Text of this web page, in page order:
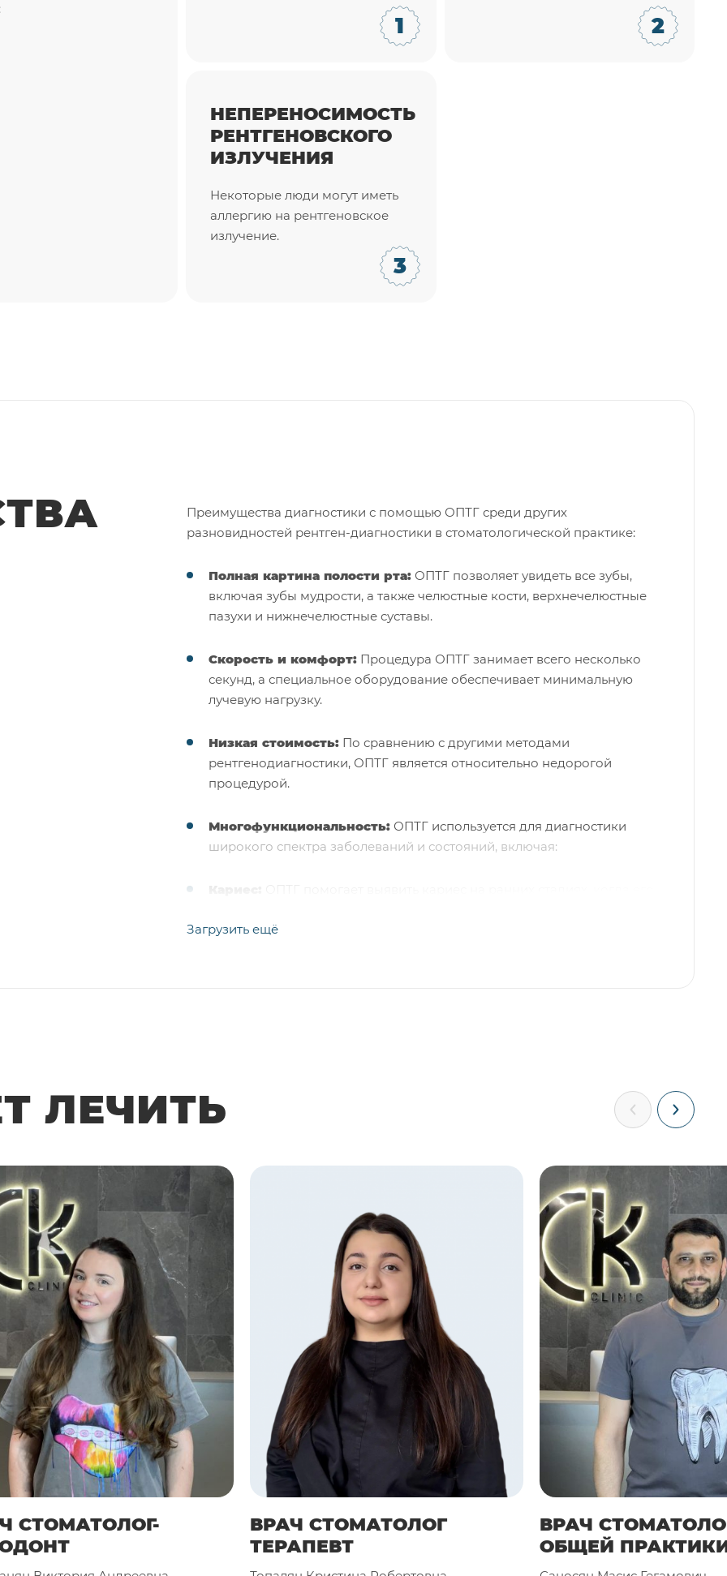
НЕПЕРЕНОСИМОСТЬ
РЕНТГЕНОВСКОГО
ИЗЛУЧЕНИЯ
Некоторые люди могут иметь
аллергию на рентгеновское
излучение.
Преимущества диагностики с помощью ОПТГ среди других
разновидностей рентген-диагностики в стоматологической практике:
Полная картина полости рта: ОПТГ позволяет увидеть все зубы,
включая зубы мудрости, а также челюстные кости, верхнечелюстные
пазухи и нижнечелюстные суставы.
Скорость и комфорт: Процедура ОПТГ занимает всего несколько
секунд, а специальное оборудование обеспечивает минимальную
лучевую нагрузку.
Низкая стоимость: По сравнению с другими методами
рентгенодиагностики, ОПТГ является относительно недорогой
процедурой.
Многофункциональность: ОПТГ используется для диагностики
широкого спектра заболеваний и состояний, включая:
и выявить аномалии в развитии челюстей.
зубами мудрости, например, их неправильное прорезывание или
задержка прорезывания.
Положение зубов перед имплантацией:
ОПТГ позволяет оценить
состояние костной ткани перед имплантацией и выбрать
оптимальное место для установки имплантата.
Планирование лечения:ОПТГ помогает стоматологу спланировать
лечение пациента, включая удаление зубов, протезирование и другие
процедуры.
Важно помнить, что ОПТГ – это безопасный и эффективный метод
диагностики, который позволяет стоматологу получить полную картину
состояния ваших зубов и челюстей. Если вам назначена ОПТГ, не бойтесь
и не откладывайте процедуру. Это важный шаг в пути к здоровой улыбке!
Загрузить ещё
ЛЕЧИТЬ
СТОМАТОЛОГ-
ВРАЧ СТОМАТОЛОГ
ТЕРАПЕВТ
ВРАЧ
ОБЩЕЙ